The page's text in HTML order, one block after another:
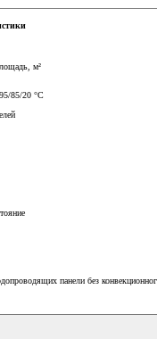
м²
85/20 °C
панели без